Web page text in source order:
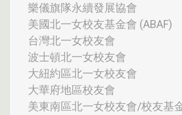
樂儀旗隊永續發展協會
美國北一女校友基金會 (ABAF)
台灣北一女校友會
波士頓北一女校友會
大紐約區北一女校友會
大華府地區校友會
美東南區北一女校友會/校友基